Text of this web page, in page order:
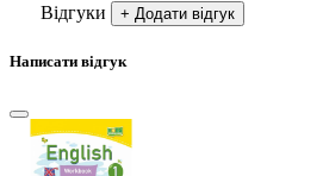
Відгуки
+ Додати відгук
Написати відгук